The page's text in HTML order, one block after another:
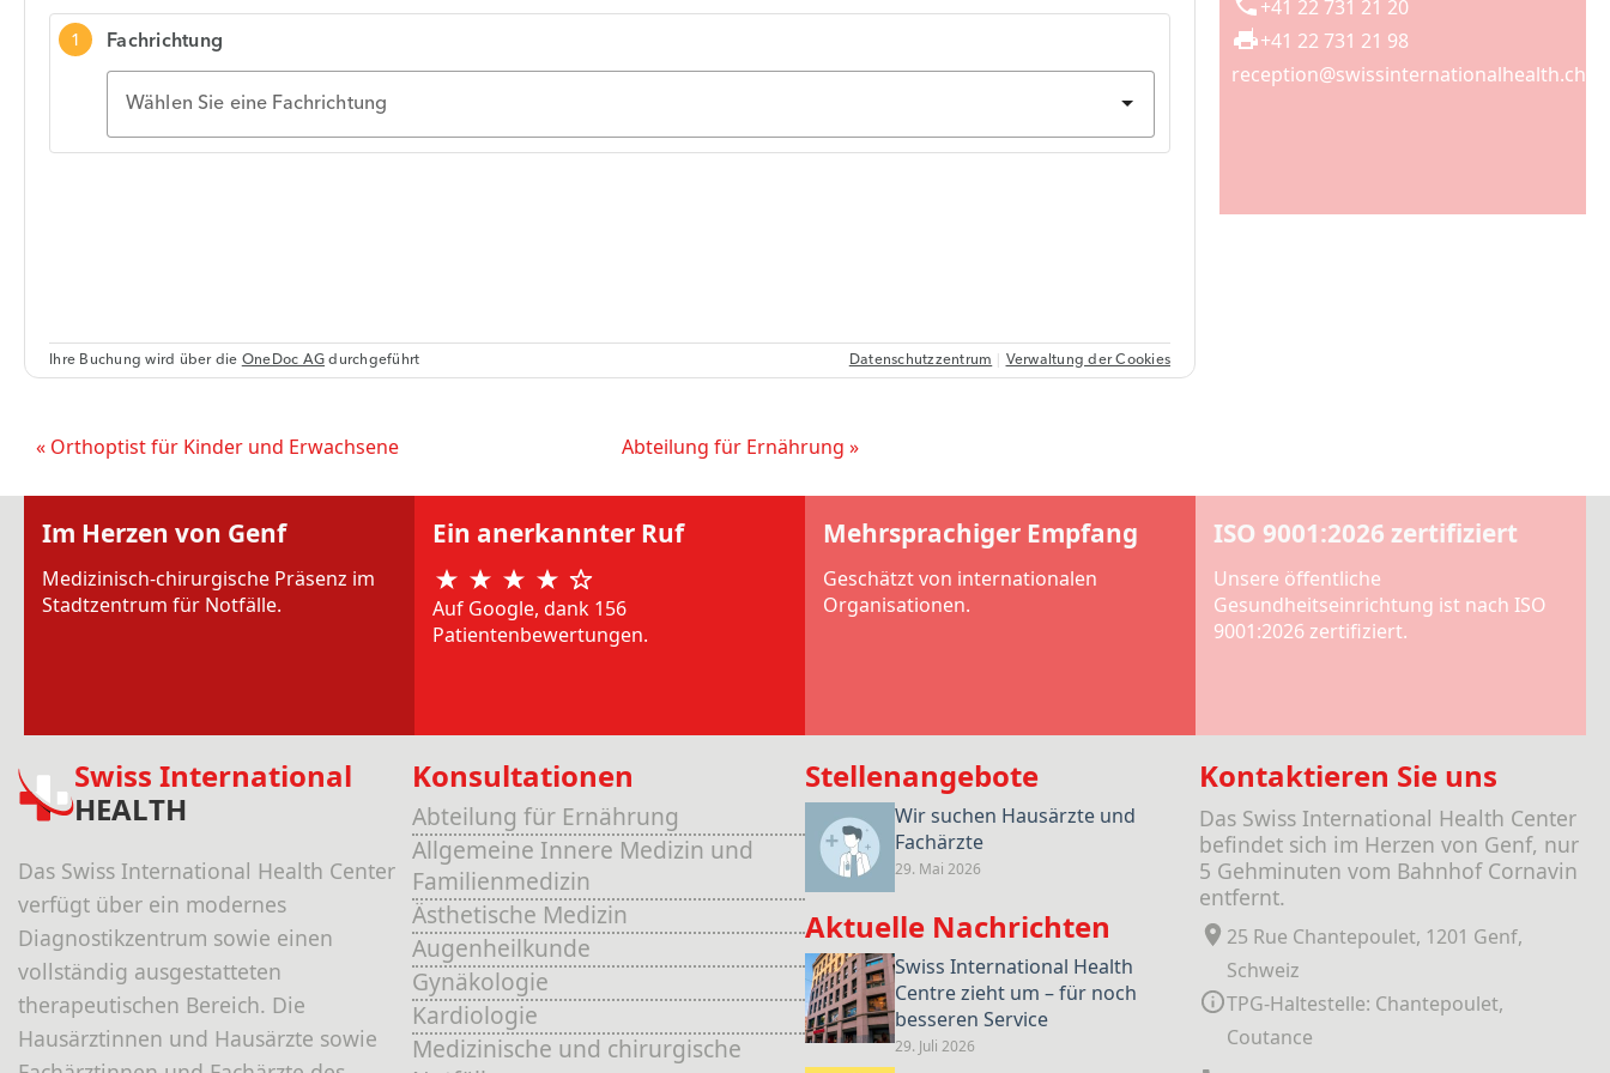
« Orthoptist für Kinder und Erwachsene Abteilung für Ernährung »
+41 22 731 21 20
+41 22 731 21 98
reception@swissinternationalhealth.ch
Im Herzen von Genf
Medizinisch-chirurgische Präsenz im
Stadtzentrum für Notfälle.
Ein anerkannter Ruf
Auf Google, dank 156
Patientenbewertungen.
Mehrsprachiger Empfang
Geschätzt von internationalen
Organisationen.
ISO 9001:2026 zertifiziert
Unsere öffentliche
Gesundheitseinrichtung ist nach ISO
9001:2026 zertifiziert.
Swiss International
HEALTH
Das Swiss International Health Center
verfügt über ein modernes
Diagnostikzentrum sowie einen
vollständig ausgestatteten
therapeutischen Bereich. Die
Hausärztinnen und Hausärzte sowie
Konsultationen
Abteilung für Ernährung
Allgemeine Innere Medizin und
Familienmedizin
Ästhetische Medizin
Augenheilkunde
Gynäkologie
Kardiologie
Medizinische und chirurgische
Stellenangebote
Wir suchen Hausärzte und
Fachärzte
29. Mai 2026
Aktuelle Nachrichten
Swiss International Health
Centre zieht um – für noch
besseren Service
29. Juli 2026
Kontaktieren Sie uns
Das Swiss International Health Center
befindet sich im Herzen von Genf, nur
5 Gehminuten vom Bahnhof Cornavin
entfernt.
25 Rue Chantepoulet, 1201 Genf,
Schweiz
TPG-Haltestelle: Chantepoulet,
Coutance